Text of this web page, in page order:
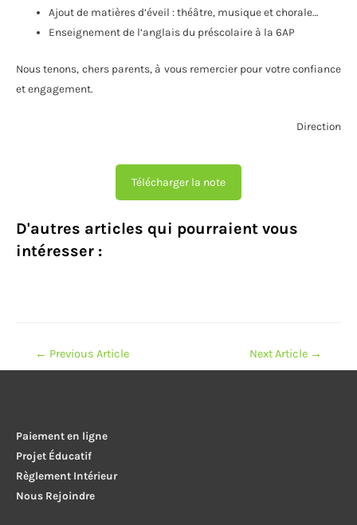
Ajout de matières d’éveil : théâtre, musique et chorale…
Enseignement de l’anglais du préscolaire à la 6AP
Nous tenons, chers parents, à vous remercier pour votre confiance
et engagement.
Direction
Télécharger la note
D'autres articles qui pourraient vous
intéresser :
Navigation
de
← Previous Article Next Article →
Paiement en ligne
Projet Éducatif
Règlement Intérieur
Nous Rejoindre